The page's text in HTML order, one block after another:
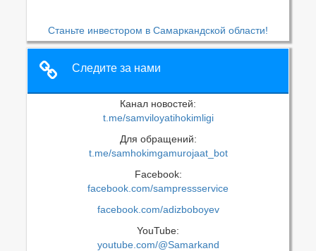
Станьте инвестором в Самаркандской области!
Следите за нами
Канал новостей:
t.me/samviloyatihokimligi
Для обращений:
t.me/samhokimgamurojaat_bot
Facebook:
facebook.com/sampressservice
facebook.com/adizboboyev
YouTube:
youtube.com/@Samarkand